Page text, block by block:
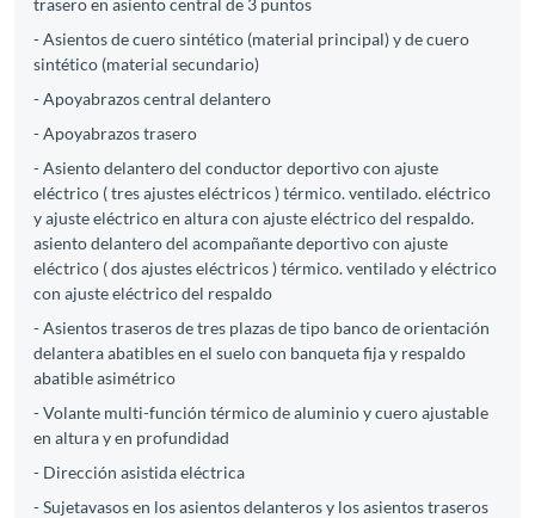
trasero en asiento central de 3 puntos
- Asientos de cuero sintético (material principal) y de cuero
sintético (material secundario)
- Apoyabrazos central delantero
- Apoyabrazos trasero
- Asiento delantero del conductor deportivo con ajuste
eléctrico ( tres ajustes eléctricos ) térmico. ventilado. eléctrico
y ajuste eléctrico en altura con ajuste eléctrico del respaldo.
asiento delantero del acompañante deportivo con ajuste
eléctrico ( dos ajustes eléctricos ) térmico. ventilado y eléctrico
con ajuste eléctrico del respaldo
- Asientos traseros de tres plazas de tipo banco de orientación
delantera abatibles en el suelo con banqueta fija y respaldo
abatible asimétrico
- Volante multi-función térmico de aluminio y cuero ajustable
en altura y en profundidad
- Dirección asistida eléctrica
- Sujetavasos en los asientos delanteros y los asientos traseros